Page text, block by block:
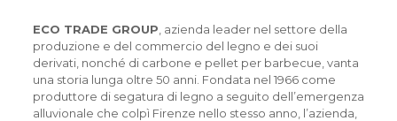
ECO TRADE GROUP , azienda leader nel settore della
produzione e del commercio del legno e dei suoi
derivati, nonché di carbone e pellet per barbecue, vanta
una storia lunga oltre 50 anni. Fondata nel 1966 come
produttore di segatura di legno a seguito dell’emergenza
alluvionale che colpì Firenze nello stesso anno, l’azienda,